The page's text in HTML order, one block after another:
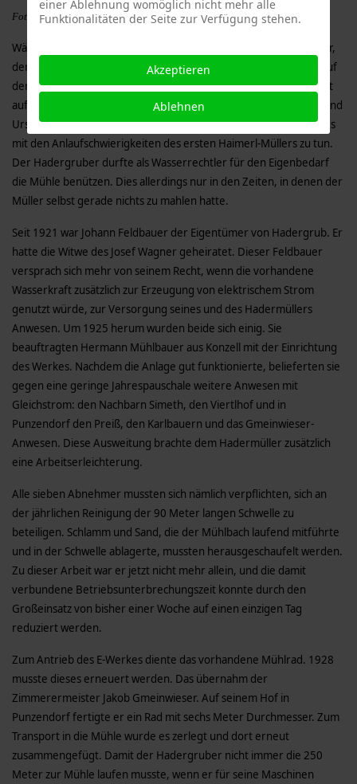
Foto links: Die Menach heute
Während der Bewirtschaftung durch den zweiten
-Müller,
den Sohn
, kam es zu einer bedeutenden Veränderung auf
der Hadermühl. Irgendwann einmal vorher ging das Wasserrecht
auf den Besitzer des Anwesens von Hadergrub über. Zeitpunkt und
Ursache dafür konnte ich nicht ermitteln. Möglicherweise hatte es
mit den Anlaufschwierigkeiten des ersten Haimerl-Müllers zu tun.
Der Hadergruber durfte als Wasserrechtler für den Eigenbedarf
die Mühle benützen. Dies allerdings nur in den Zeiten, in denen der
Müller selbst gerade nichts zu mahlen hatte.
Seit 1921 war Johann Feldbauer der Eigentümer von Hadergrub. Er
hatte die Witwe des Josef Wagner geheiratet. Dieser Feldbauer
versprach sich mehr von seinem Recht, wenn die vorhandene
Wasserkraft zusätzlich zur Erzeugung von elektrischem Strom
genutzt würde, zur Versorgung seines und des Hadermüllers
Anwesen. Um 1925 herum wurden beide sich einig. Sie
beauftragten Hermann Mühlbauer aus Konzell mit der Einrichtung
des Werkes. Nachdem die Anlage gut funktionierte, belieferten sie
gegen eine geringe Jahrespauschale weitere Anwesen mit
Gleichstrom: den Nachbarn Simeth, den Viertlhof und in
Punzendorf den Preiß, den Karlbauern und das Gmeinwieser­
Anwesen. Diese Ausweitung brachte dem Hadermüller zusätzlich
eine Arbeitserleichterung.
Alle sieben Abnehmer mussten sich nämlich verpflichten, sich an
der jährlichen Reinigung der 90 Meter langen Schwelle zu
beteiligen. Schlamm und Sand, die der Mühlbach laufend mitführte
und in der Schwelle ablagerte, mussten herausgeschaufelt werden.
Zu dieser Arbeit war er jetzt nicht mehr allein, und die damit
verbundene Betriebsunterbrechungszeit konnte durch den
Großeinsatz von bisher einer Woche auf einen einzigen Tag
reduziert werden.
Zum Antrieb des E-Werkes diente das vorhandene Mühlrad. 1928
musste dieses erneuert werden. Das übernahm der
Zimmerermeister Jakob Gmeinwieser. Auf seinem Hof in
Punzendorf fertigte er ein Rad mit sechs Meter Durchmesser. Zum
Transport in die Mühle wurde es zerlegt und dort erneut
zusammengefügt. Damit der Hadergruber nicht immer die 250
Meter zur Mühle laufen musste, wenn er für seine Maschinen
einer Ablehnung womöglich nicht mehr alle
Funktionalitäten der Seite zur Verfügung stehen.
Akzeptieren
Ablehnen